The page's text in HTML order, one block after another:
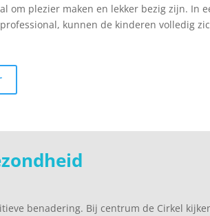
om plezier maken en lekker bezig zijn. In
kunnen de kinderen volledig
benadering. Bij centrum de Cirkel